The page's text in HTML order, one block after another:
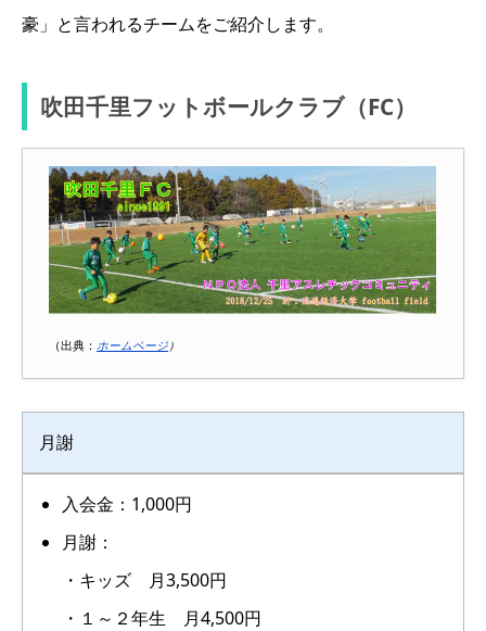
豪」と言われるチームをご紹介します。
吹田千里フットボールクラブ（FC）
（出典： ホームページ ）
月謝
入会金：1,000円
月謝：
・キッズ 月3,500円
・１～２年生 月4,500円